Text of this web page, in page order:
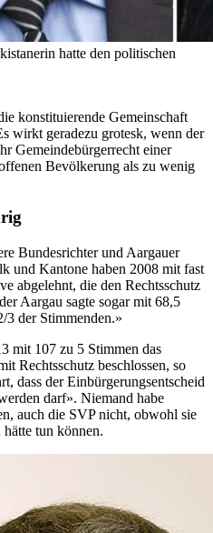
hatte den politischen
konstituierende Gemeinschaft
wirkt geradezu grotesk, wenn der
Gemeindebürgerrecht einer
Bevölkerung als zu wenig
Bundesrichter und Aargauer
und Kantone haben 2008 mit fast
abgelehnt, die den Rechtsschutz
Aargau sagte sogar mit 68,5
3 der Stimmenden.»
mit 107 zu 5 Stimmen das
Rechtsschutz beschlossen, so
dass der Einbürgerungsentscheid
darf». Niemand habe
auch die SVP nicht, obwohl sie
tun können.